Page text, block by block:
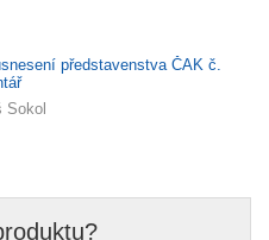
představenstva ČAK č.
Sokol